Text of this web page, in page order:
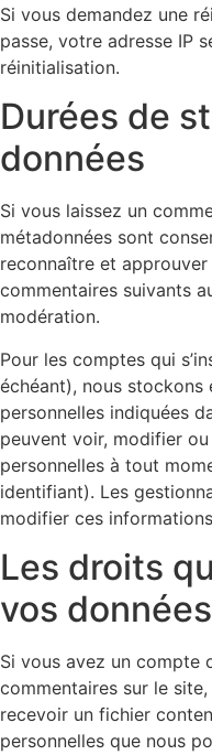
Si vous demandez une
passe, votre adresse IP
réinitialisation.
Durées de
données
Si vous laissez un
métadonnées sont
reconnaître et
commentaires suivants
modération.
Pour les comptes qui
échéant), nous stockons
personnelles indiquées
peuvent voir, modifier
personnelles à tout
identifiant). Les
modifier ces
Les droits
vos données
Si vous avez un compte
commentaires sur le
recevoir un fichier
personnelles que nous